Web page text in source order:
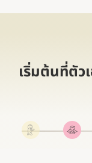
เริ่มต้นที่ตัว